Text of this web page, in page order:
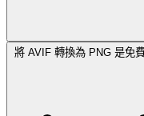
將 AVIF 轉換為 PNG 是免